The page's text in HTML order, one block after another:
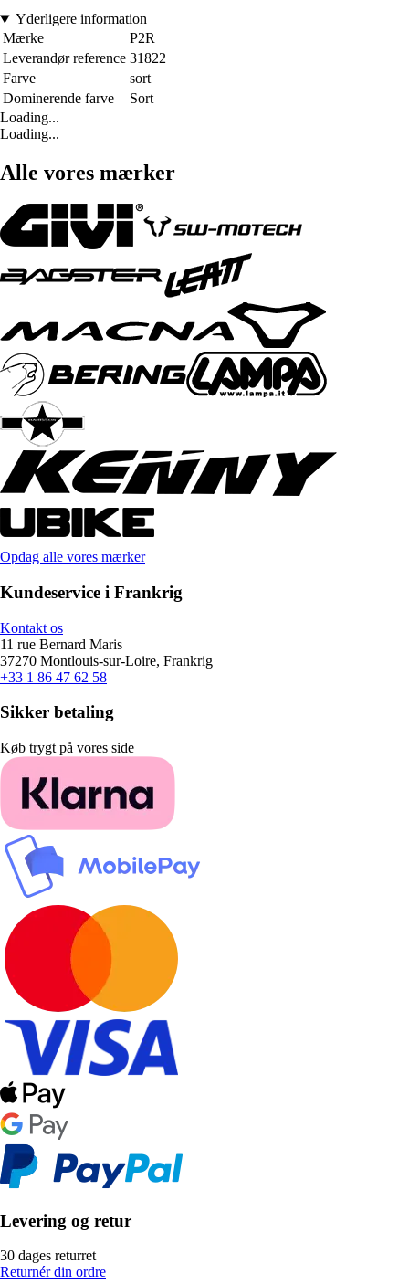
Yderligere information
Mærke
P2R
Leverandør reference 31822
Farve
sort
Dominerende farve
Sort
Loading...
Loading...
Alle vores mærker
Opdag alle vores mærker
Kundeservice i Frankrig
Kontakt os
11 rue Bernard Maris
37270 Montlouis-sur-Loire, Frankrig
+33 1 86 47 62 58
Sikker betaling
Køb trygt på vores side
Levering og retur
30 dages returret
Returnér din ordre